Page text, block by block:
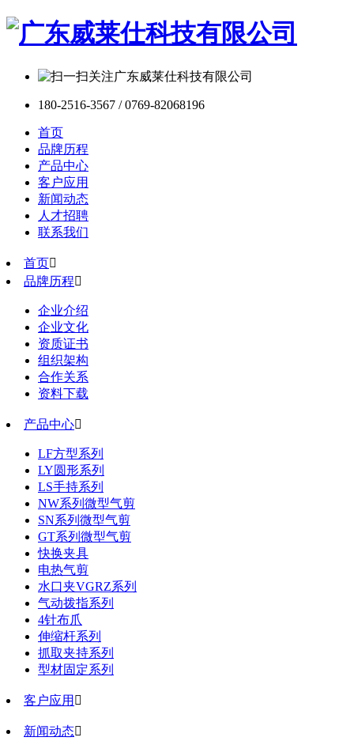
180-2516-3567 / 0769-82068196
首页
品牌历程
产品中心
客户应用
新闻动态
人才招聘
联系我们
首页
品牌历程
企业介绍
企业文化
资质证书
组织架构
合作关系
资料下载
产品中心
LF方型系列
LY圆形系列
LS手持系列
NW系列微型气剪
SN系列微型气剪
GT系列微型气剪
快换夹具
电热气剪
水口夹VGRZ系列
气动拨指系列
4针布爪
伸缩杆系列
抓取夹持系列
型材固定系列
客户应用 
新闻动态